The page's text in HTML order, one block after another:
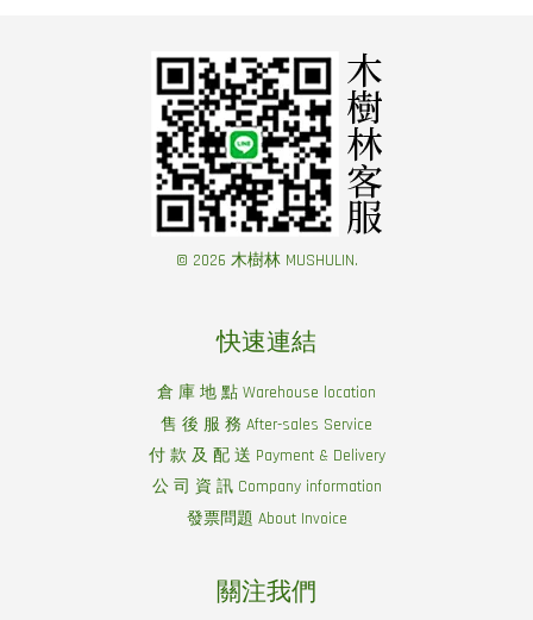
© 2026 木樹林 MUSHULIN.
快速連結
倉 庫 地 點 Warehouse location
售 後 服 務 After-sales Service
付 款 及 配 送 Payment & Delivery
公 司 資 訊 Company information
發票問題 About Invoice
關注我們